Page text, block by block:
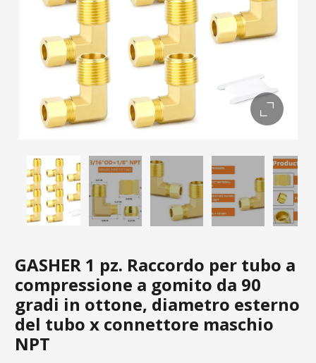
GASHER 1 pz. Raccordo per tubo a
compressione a gomito da 90
gradi in ottone, diametro esterno
del tubo x connettore maschio
NPT